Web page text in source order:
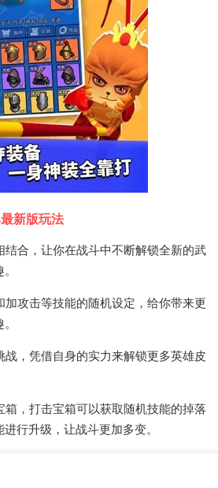
新版玩法
结合，让你在战斗中不断解锁全新的武
加攻击等技能的随机设定，给你带来更
战，凭借自身的实力来解锁更多英雄皮
箱，打击宝箱可以获取随机技能的掉落
行升级，让战斗更加多变。